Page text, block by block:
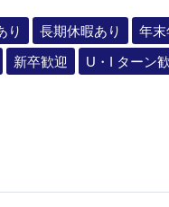
り 長期休暇あり
年末
新卒歓迎 U・I ターン